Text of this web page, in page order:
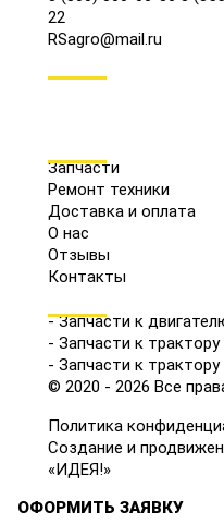
22
RSagro@mail.ru
Запчасти
Ремонт техники
Доставка и оплата
О нас
Отзывы
Контакты
- Запчасти к
- Запчасти к
- Запчасти к
© 2020 - 2026 Все
Политика
Создание и
«ИДЕЯ!»
ОФОРМИТЬ ЗАЯВКУ